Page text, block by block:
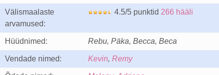
Välismaalaste
arvamused:
4.5/5 punktid 266 hääli
Hüüdnimed: Rebu, Päka, Becca, Beca
Vendade nimed: Kevin, Remy